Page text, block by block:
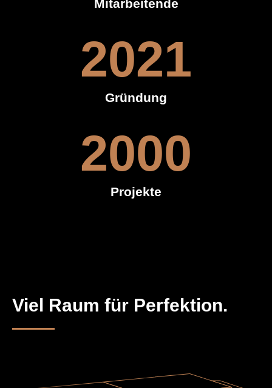
Mitarbeitende
2021
Gründung
2000
Projekte
Viel Raum für Perfektion.